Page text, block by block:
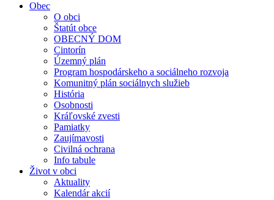
Obec
O obci
Štatút obce
OBECNÝ DOM
Cintorín
Územný plán
Program hospodárskeho a sociálneho rozvoja
Komunitný plán sociálnych služieb
História
Osobnosti
Kráľovské zvesti
Pamiatky
Zaujímavosti
Civilná ochrana
Info tabule
Život v obci
Aktuality
Kalendár akcií